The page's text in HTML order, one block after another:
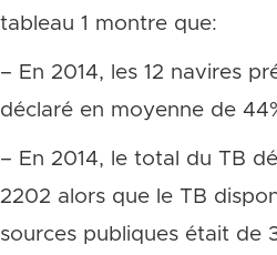
tableau 1 montre que:
– En 2014, les 12 navires
déclaré en moyenne de
– En 2014, le total du TB
2202 alors que le TB
sources publiques était de